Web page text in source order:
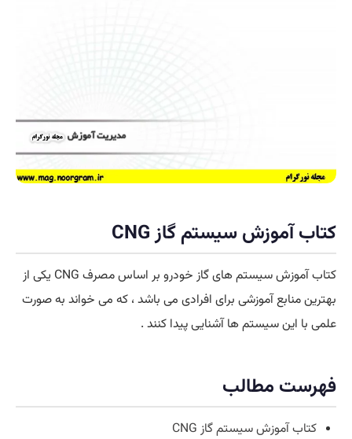
کتاب آموزش سیستم گاز CNG
کتاب آموزش سیستم های گاز خودرو بر اساس مصرف CNG یکی از
بهترین منابع آموزشی برای افرادی می باشد ، که می خواند به صورت
علمی با این سیستم ها آشنایی پیدا کنند .
فهرست مطالب
کتاب آموزش سیستم گاز CNG